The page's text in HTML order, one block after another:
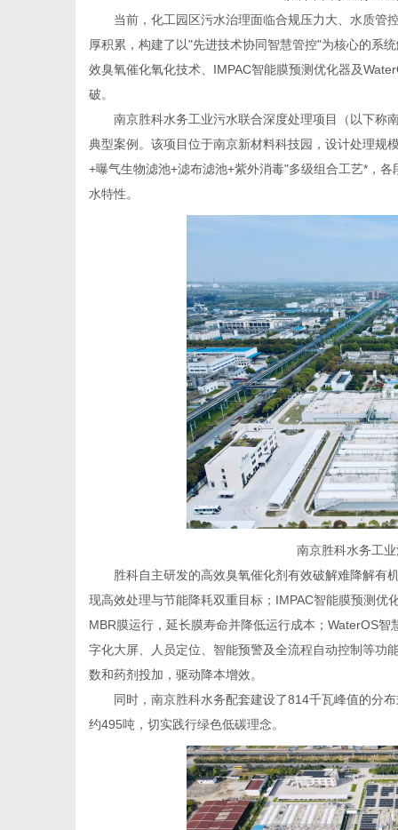
当前，化工园区污水治理面临合规压力大、水质管
厚积累，构建了以"先进技术协同智慧管控"为核心的
效臭氧催化氧化技术、IMPAC智能膜预测优化器及
破。
南京胜科水务工业污水联合深度处理项目（以下称
典型案例。该项目位于南京新材料科技园，设计处理规
+曝气生物滤池+滤布滤池+紫外消毒"多级组合工艺*，
水特性。
南京胜科水务工
胜科自主研发的高效臭氧催化剂有效破解难降解有
现高效处理与节能降耗双重目标；IMPAC智能膜预测
MBR膜运行，延长膜寿命并降低运行成本；WaterOS
字化大屏、人员定位、智能预警及全流程自动控制等功
数和药剂投加，驱动降本增效。
同时，南京胜科水务配套建设了814千瓦峰值的分布
约495吨，切实践行绿色低碳理念。